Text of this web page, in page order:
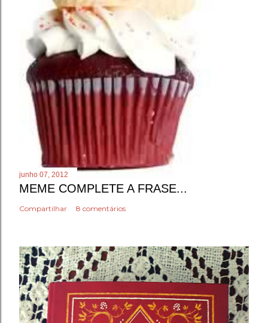
junho 07, 2012
MEME COMPLETE A FRASE...
Compartilhar 8 comentários